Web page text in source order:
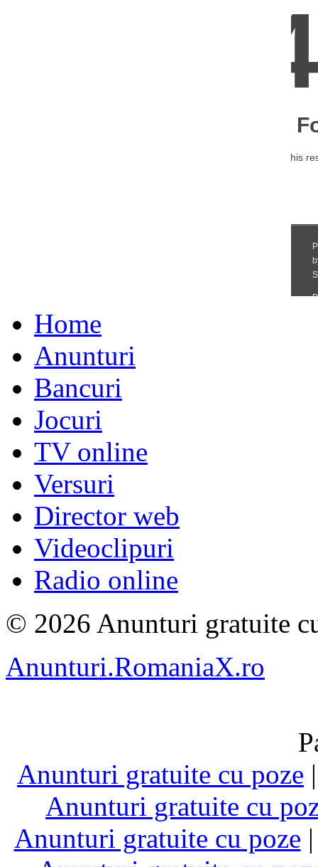
Home
Anunturi
Bancuri
Jocuri
TV online
Versuri
Director web
Videoclipuri
Radio online
© 2026 Anunturi gratuite
Anunturi.RomaniaX.ro
Anunturi gratuite cu poze
Anunturi gratuite cu
Anunturi gratuite cu poze